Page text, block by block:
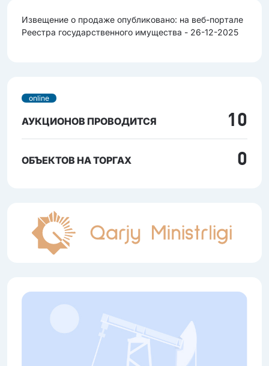
Извещение о продаже опубликовано: на веб-портале
Реестра государственного имущества - 26-12-2025
online
АУКЦИОНОВ ПРОВОДИТСЯ 10
ОБЪЕКТОВ НА ТОРГАХ 0